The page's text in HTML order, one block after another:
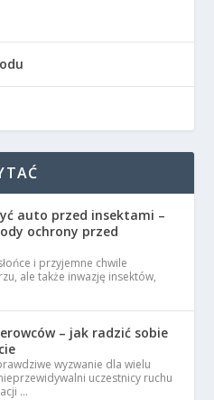
auto przed insektami –
ochrony przed
i przyjemne chwile
ale także inwazję insektów,
– jak radzić sobie
wyzwanie dla wielu
uczestnicy ruchu
…